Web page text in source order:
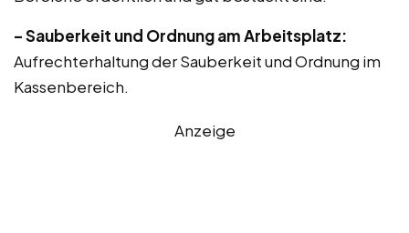
– Sauberkeit und Ordnung am Arbeitsplatz:
Aufrechterhaltung der Sauberkeit und Ordnung im
Kassenbereich.
Anzeige